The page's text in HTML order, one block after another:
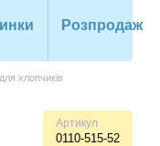
Розпродаж
хлопчиків
Артикул
0110-515-52